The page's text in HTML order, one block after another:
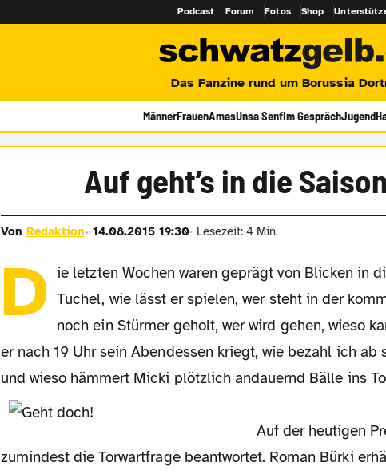
Podcast Forum Fotos Shop
Das Fanzine rund um Borussia
MännerFrauenAmasUnsa SenfIm GesprächJugend
Auf geht’s in die
Von Redaktion 14.08.2015 19:30 Lesezeit: 4 Min.
D ie letzten Wochen waren geprägt von Blicken in
Tuchel, wie lässt er spielen, wer steht in der
noch ein Stürmer geholt, wer wird gehen, wieso
er nach 19 Uhr sein Abendessen kriegt, wie bezahl ich
und wieso hämmert Micki plötzlich andauernd Bälle ins
Auf der heutigen
zumindest die Torwartfrage beantwortet. Roman Bürki